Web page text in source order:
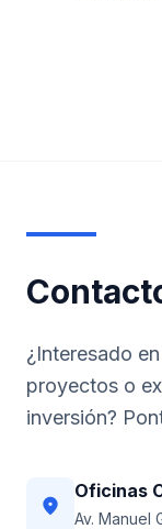
¿Interesado
proyectos o
inversión?
location_on
Oficinas
Av. Manuel